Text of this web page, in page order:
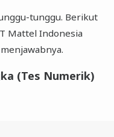
tunggu. Berikut
Mattel Indonesia
(Tes Numerik)